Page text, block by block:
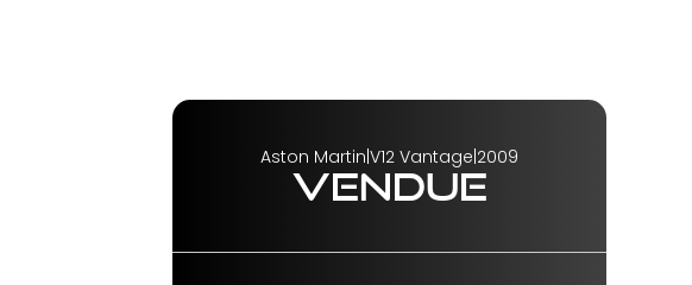
Aston Martin V12 Vantage 2009
VENDUE